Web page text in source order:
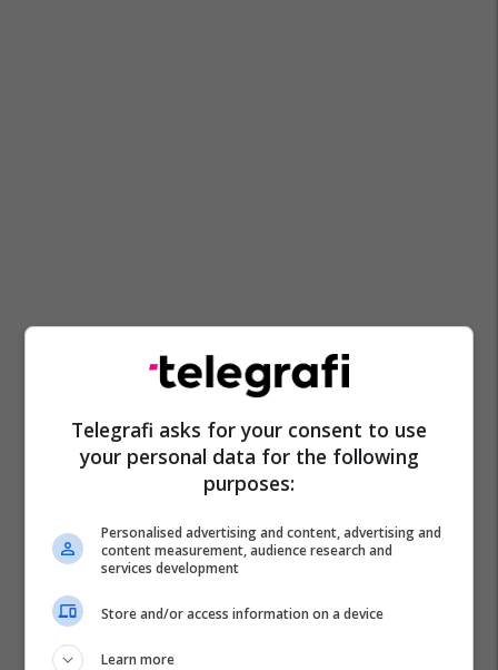
Telegrafi asks for your consent to use
your personal data for the following
purposes:
Personalised advertising and content, advertising and
content measurement, audience research and
services development
Store and/or access information on a device
Learn more